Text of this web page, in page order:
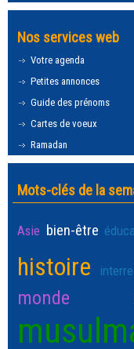
Nos services web
Votre agenda
Petites annonces
Guide des prénoms
Cartes de voeux
Ramadan
Mots-clés de la
Asie bien-être
histoire
monde